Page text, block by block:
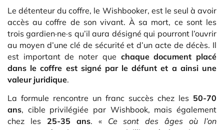
Le détenteur du coffre, le Wishbooker, est le seul à avoir
accès au coffre de son vivant. À sa mort, ce sont les
trois gardien·ne·s qu’il aura désigné qui pourront l’ouvrir
au moyen d’une clé de sécurité et d’un acte de décès. Il
est important de noter que chaque document placé
dans le coffre est signé par le défunt et a ainsi une
valeur juridique.
La formule rencontre un franc succès chez les 50-70
ans, cible privilégiée par Wishbook, mais également
chez les 25-35 ans. « Ce sont des âges où l’on